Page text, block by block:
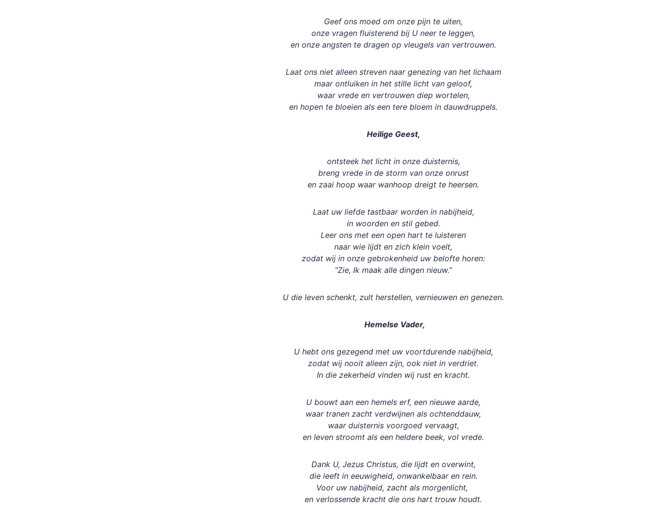
Geef ons moed om onze pijn te uiten,
onze vragen fluisterend bij U neer te leggen,
en onze angsten te dragen op vleugels van vertrouwen.
Laat ons niet alleen streven naar genezing van het lichaam
maar ontluiken in het stille licht van geloof,
waar vrede en vertrouwen diep wortelen,
en hopen te bloeien als een tere bloem in dauwdruppels.
Heilige Geest,
ontsteek het licht in onze duisternis,
breng vrede in de storm van onze onrust
en zaai hoop waar wanhoop dreigt te heersen.
Laat uw liefde tastbaar worden in nabijheid,
in woorden en stil gebed.
Leer ons met een open hart te luisteren
naar wie lijdt en zich klein voelt,
zodat wij in onze gebrokenheid uw belofte horen:
“Zie, Ik maak alle dingen nieuw.”
U die leven schenkt, zult herstellen, vernieuwen en genezen.
Hemelse Vader,
U hebt ons gezegend met uw voortdurende nabijheid,
zodat wij nooit alleen zijn, ook niet in verdriet.
In die zekerheid vinden wij rust en kracht.
U bouwt aan een hemels erf, een nieuwe aarde,
waar tranen zacht verdwijnen als ochtenddauw,
waar duisternis voorgoed vervaagt,
en leven stroomt als een heldere beek, vol vrede.
Dank U, Jezus Christus, die lijdt en overwint,
die leeft in eeuwigheid, onwankelbaar en rein.
Voor uw nabijheid, zacht als morgenlicht,
en verlossende kracht die ons hart trouw houdt.